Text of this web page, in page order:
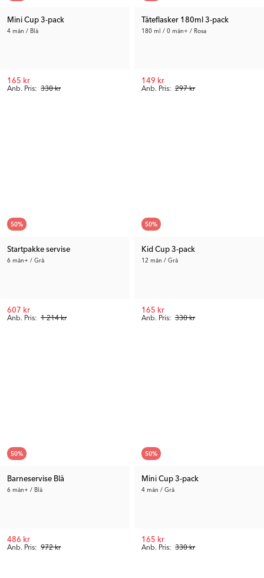
Mini Cup 3-pack
4 mån / Blå
Anb. Pris: 330 kr
165 kr
Tåteflasker 180ml 3-pack
180 ml / 0 mån+ / Rosa
Anb. Pris: 297 kr
149 kr
50%
Startpakke servise
6 mån+ / Grå
Anb. Pris: 1 214 kr
607 kr
50%
Kid Cup 3-pack
12 mån / Grå
Anb. Pris: 330 kr
165 kr
50%
Barneservise Blå
6 mån+ / Blå
Anb. Pris: 972 kr
486 kr
50%
Mini Cup 3-pack
4 mån / Grå
Anb. Pris: 330 kr
165 kr